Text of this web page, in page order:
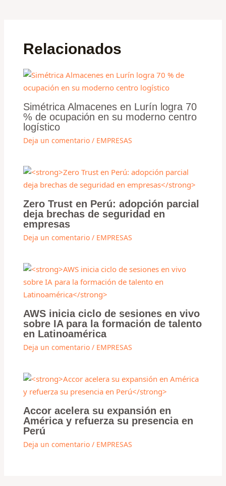
Relacionados
Simétrica Almacenes en Lurín logra 70
% de ocupación en su moderno centro
logístico
Deja un comentario / EMPRESAS
Zero Trust en Perú: adopción parcial
deja brechas de seguridad en
empresas
Deja un comentario / EMPRESAS
AWS inicia ciclo de sesiones en vivo
sobre IA para la formación de talento
en Latinoamérica
Deja un comentario / EMPRESAS
Accor acelera su expansión en
América y refuerza su presencia en
Perú
Deja un comentario / EMPRESAS